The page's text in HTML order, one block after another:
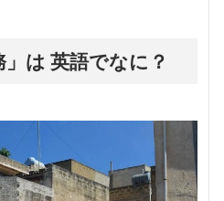
」は 英語でなに？